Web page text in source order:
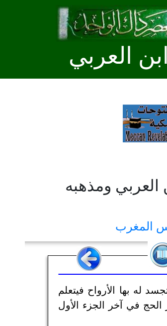
العربي
العربي ومذهبه
المغرب
له بها الأرواح فيتعلم
في آخر الجزء الأول